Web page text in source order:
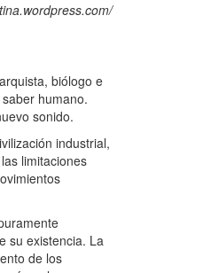
biólogo e
humano.
sonido.
industrial,
limitaciones
su existencia. La
de los